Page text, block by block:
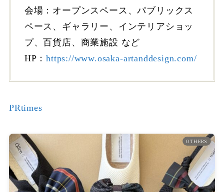
会場：オープンスペース、パブリックス
ペース、ギャラリー、インテリアショッ
プ、百貨店、商業施設 など
HP：https://www.osaka-artanddesign.com/
PRtimes
OTHERS